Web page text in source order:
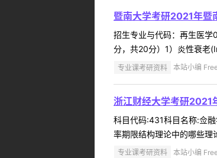
暨南大学考研2021年暨
招生专业与代码：再生医
分，共20分）1）炎性衰老
专业课考研资料 本站小编
浙江财经大学考研2021
科目代码:431科目名称:佥
率期限结构理论中的哪些理
专业课考研资料 本站小编